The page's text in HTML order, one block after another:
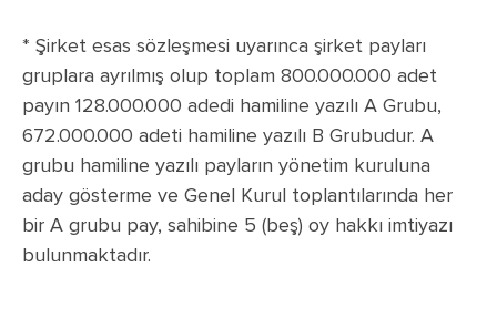
* Şirket esas sözleşmesi uyarınca şirket payları
gruplara ayrılmış olup toplam 800.000.000 adet
payın 128.000.000 adedi hamiline yazılı A Grubu,
672.000.000 adeti hamiline yazılı B Grubudur. A
grubu hamiline yazılı payların yönetim kuruluna
aday gösterme ve Genel Kurul toplantılarında her
bir A grubu pay, sahibine 5 (beş) oy hakkı imtiyazı
bulunmaktadır.